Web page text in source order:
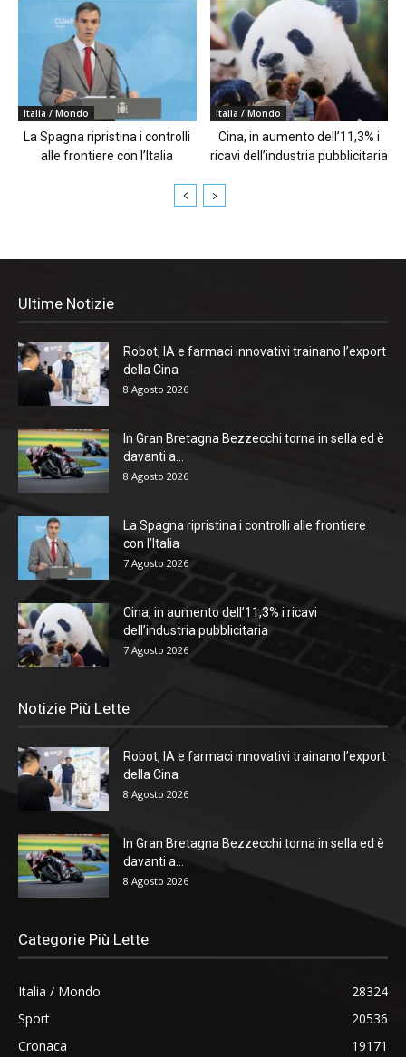
Italia / Mondo
La Spagna ripristina i controlli
alle frontiere con l’Italia
Italia / Mondo
Cina, in aumento dell’11,3% i
ricavi dell’industria pubblicitaria
Ultime Notizie
Robot, IA e farmaci innovativi trainano l’export
della Cina
8 Agosto 2026
In Gran Bretagna Bezzecchi torna in sella ed è
davanti a...
8 Agosto 2026
La Spagna ripristina i controlli alle frontiere
con l’Italia
7 Agosto 2026
Cina, in aumento dell’11,3% i ricavi
dell’industria pubblicitaria
7 Agosto 2026
Notizie Più Lette
Robot, IA e farmaci innovativi trainano l’export
della Cina
8 Agosto 2026
In Gran Bretagna Bezzecchi torna in sella ed è
davanti a...
8 Agosto 2026
Categorie Più Lette
Italia / Mondo
28324
Sport
20536
Cronaca
19171